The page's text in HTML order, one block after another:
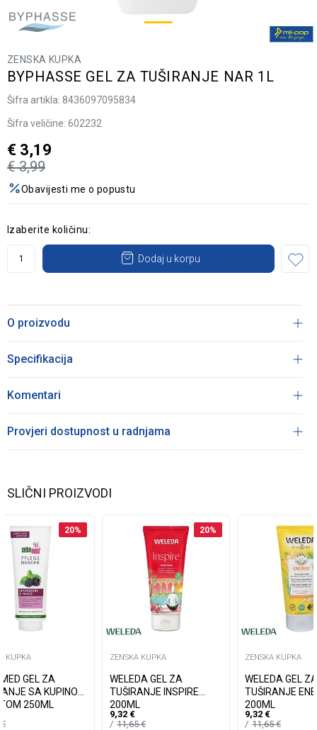
ZENSKA KUPKA
BYPHASSE GEL ZA TUŠIRANJE NAR 1L
Šifra artikla: 8436097095834
Šifra veličine: 602232
€ 3,99
€ 3,19
Obavijesti me o popustu
Izaberite količinu:
Dodaj u korpu
O proizvodu
Specifikacija
Komentari
Provjeri dostupnost u radnjama
SLIČNI PROIZVODI
20%
KUPKA
GEL ZA
KUPINOM
250ML
€
20%
ZENSKA KUPKA
WELEDA GEL ZA
TUŠIRANJE INSPIRE
200ML
9,32 €
11,65€
ZENSKA KUPKA
WELEDA GEL ZA
TUŠIRANJE
200ML
9,32 €
11,65€